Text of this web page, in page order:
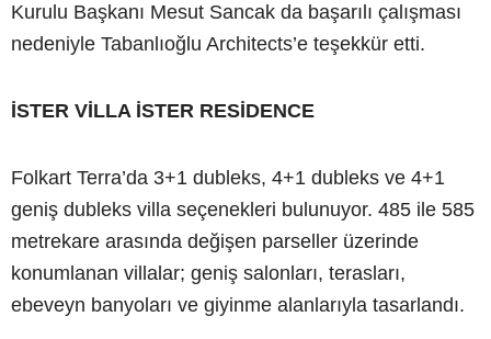
Kurulu Başkanı Mesut Sancak da başarılı çalışması
nedeniyle Tabanlıoğlu Architects’e teşekkür etti.
İSTER VİLLA İSTER RESİDENCE
Folkart Terra’da 3+1 dubleks, 4+1 dubleks ve 4+1
geniş dubleks villa seçenekleri bulunuyor. 485 ile 585
metrekare arasında değişen parseller üzerinde
konumlanan villalar; geniş salonları, terasları,
ebeveyn banyoları ve giyinme alanlarıyla tasarlandı.